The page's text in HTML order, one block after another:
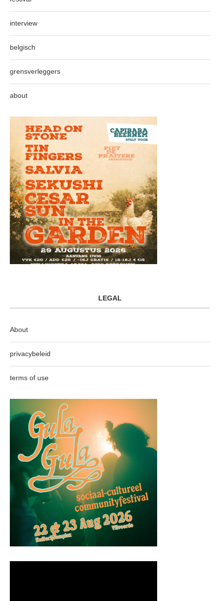
interview
belgisch
grensverleggers
about
LEGAL
About
privacybeleid
terms of use